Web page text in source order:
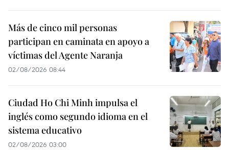
Más de cinco mil personas
participan en caminata en apoyo a
víctimas del Agente Naranja
02/08/2026 08:44
Ciudad Ho Chi Minh impulsa el
inglés como segundo idioma en el
sistema educativo
02/08/2026 03:00